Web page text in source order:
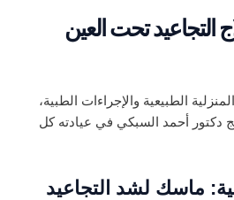
تحت العين
الطبيعية والإجراءات الطبية،
دكتور أحمد السبكي في عيادته كل
ماسك لشد التجاعيد